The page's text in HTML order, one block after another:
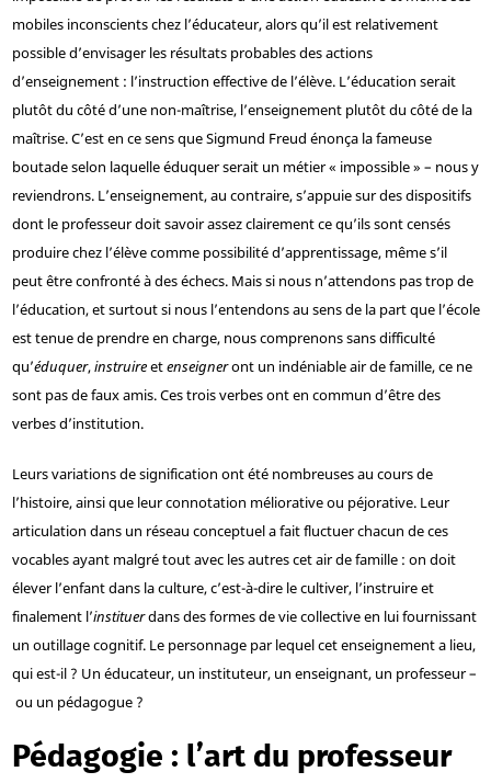
mobiles inconscients chez l’éducateur, alors qu’il est relativement
possible d’envisager les résultats probables des actions
d’enseignement : l’instruction effective de l’élève. L’éducation serait
plutôt du côté d’une non-maîtrise, l’enseignement plutôt du côté de la
maîtrise. C’est en ce sens que Sigmund Freud énonça la fameuse
boutade selon laquelle éduquer serait un métier « impossible » – nous y
reviendrons. L’enseignement, au contraire, s’appuie sur des dispositifs
dont le professeur doit savoir assez clairement ce qu’ils sont censés
produire chez l’élève comme possibilité d’apprentissage, même s’il
peut être confronté à des échecs. Mais si nous n’attendons pas trop de
l’éducation, et surtout si nous l’entendons au sens de la part que l’école
est tenue de prendre en charge, nous comprenons sans difficulté
qu’éduquer,instruireetenseigneront un indéniable air de famille, ce ne
sont pas de faux amis. Ces trois verbes ont en commun d’être des
verbes d’institution.
Leurs variations de signification ont été nombreuses au cours de
l’histoire, ainsi que leur connotation méliorative ou péjorative. Leur
articulation dans un réseau conceptuel a fait fluctuer chacun de ces
vocables ayant malgré tout avec les autres cet air de famille : on doit
élever l’enfant dans la culture, c’est-à-dire le cultiver, l’instruire et
finalement l’instituerdans des formes de vie collective en lui fournissant
un outillage cognitif. Le personnage par lequel cet enseignement a lieu,
qui est-il ? Un éducateur, un instituteur, un enseignant, un professeur –
ou un pédagogue ?
Pédagogie : l’art du professeur